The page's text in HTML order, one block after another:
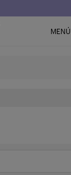
MENÚ